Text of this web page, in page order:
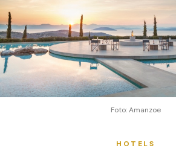
Foto: Amanzoe
HOTELS